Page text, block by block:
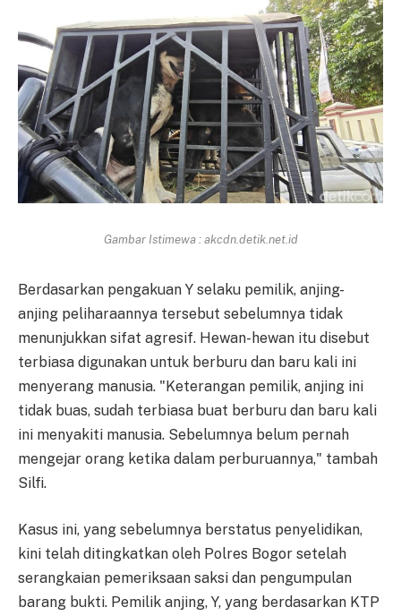
Gambar Istimewa : akcdn.detik.net.id
Berdasarkan pengakuan Y selaku pemilik, anjing-
anjing peliharaannya tersebut sebelumnya tidak
menunjukkan sifat agresif. Hewan-hewan itu disebut
terbiasa digunakan untuk berburu dan baru kali ini
menyerang manusia. "Keterangan pemilik, anjing ini
tidak buas, sudah terbiasa buat berburu dan baru kali
ini menyakiti manusia. Sebelumnya belum pernah
mengejar orang ketika dalam perburuannya," tambah
Silfi.
Kasus ini, yang sebelumnya berstatus penyelidikan,
kini telah ditingkatkan oleh Polres Bogor setelah
serangkaian pemeriksaan saksi dan pengumpulan
barang bukti. Pemilik anjing, Y, yang berdasarkan KTP